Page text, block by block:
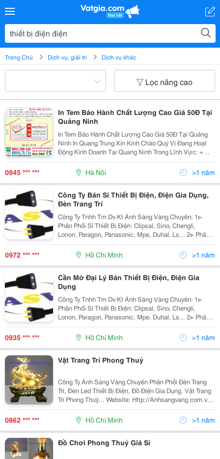
Trang Chủ Dịch vụ, giải trí Dịch vụ khác
Lọc nâng cao
In Tem Bảo Hành Chất Lượng Cao Giá 50Đ Tại
Quảng Ninh
In Tem Bảo Hành Chất Lượng Cao Giá 50Đ Tại Quảng
Ninh In Quang Trung Xin Kính Chào Quý Vị Đang Hoạt
Động Kinh Doanh Tại Quang Ninh Trong Lĩnh Vực: +
Máy Vi Tính; + Laptop; + Máy In; + Thiết Bị Máy Văn
Phòng; + Thiết Bị Điện, Điện Tử, Điện Lạnh, Đi
0945 *** *** Hà Nội >1 năm
Công Ty Bán Sỉ Thiết Bị Điện, Điện Gia Dụng,
Đèn Trang Trí
Công Ty Tnhh Tm Dv Kt Ánh Sáng Vàng Chuyên: 1≫
Phân Phối Sỉ Thiết Bị Điện: Clipsal, Sino, Chengli,
Lonon, Paragon, Panasonic, Mpe, Duhal, Ls... 2≫ Phân
Phối Đèn Chiếu Sáng Nội Ngoại Thất: Hufa Lighting,
Fata Lighting, Euroto, Nét Việt, Sano,
0972 *** *** Hồ Chí Minh >1 năm
Cần Mở Đại Lý Bán Thiết Bị Điện, Điện Gia
Dụng
Công Ty Tnhh Tm Dv Kt Ánh Sáng Vàng Chuyên: 1≫
Phân Phối Sỉ Thiết Bị Điện: Clipsal, Sino, Chengli,
Lonon, Paragon, Panasonic, Mpe, Duhal, Ls... 2≫ Phân
Phối Đèn Chiếu Sáng Nội Ngoại Thất: Hufa Lighting,
Fata Lighting, Euroto, Nét Việt, Sano,
0935 *** *** Hồ Chí Minh >1 năm
Vật Trang Trí Phong Thuỷ
Công Ty Ánh Sáng Vàng Chuyên Phân Phối Đèn Trang
Trí, Đèn Led Thiết Bị Điện, Đồ Điện Gia Dụng. Vật Trang
Trí Phong Thuỷ... Website: Http://Anhsangvang.com.vn
Vui Lòng Liên Hệ Mr. Thắng 0935 456 085 (
Anhsangvang01@Gmail.com) Để Có Giá
0862 *** *** Hồ Chí Minh >1 năm
Đồ Chơi Phong Thuỷ Giá Sỉ